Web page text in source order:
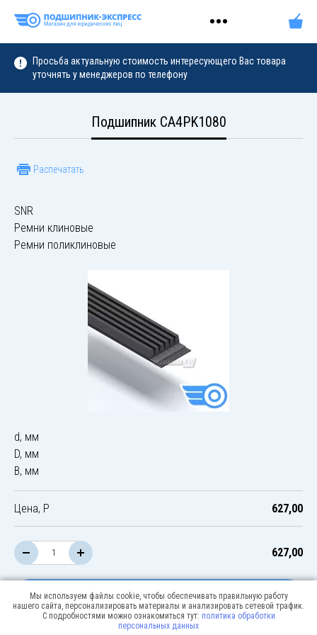
Просьба актуальную стоимость интересующего Вас товара
уточнять у менеджеров по телефону
Подшипник CA4PK1080
Распечатать
SNR
Ремни клиновые
Ремни поликлиновые
d, мм
D, мм
B, мм
Цена, Р 627,00
627,00
В корзину
Мы используем файлы cookie, чтобы обеспечивать правильную работу
нашего сайта, персонализировать материалы и анализировать сетевой трафик.
С подробностями можно ознакомиться тут: политика обработки
персональных данных